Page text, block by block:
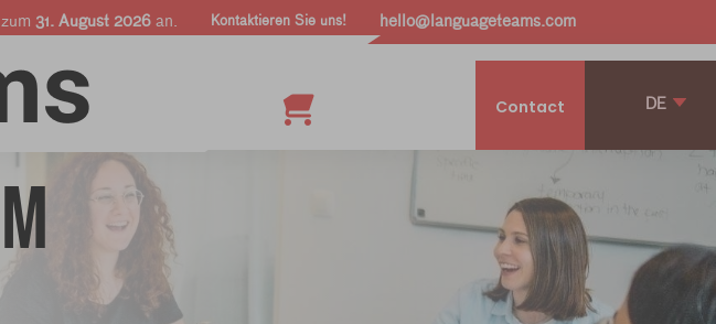
31. August 2026an. Kontaktieren Sie uns! hello@languageteams.com
Shop Contact DE